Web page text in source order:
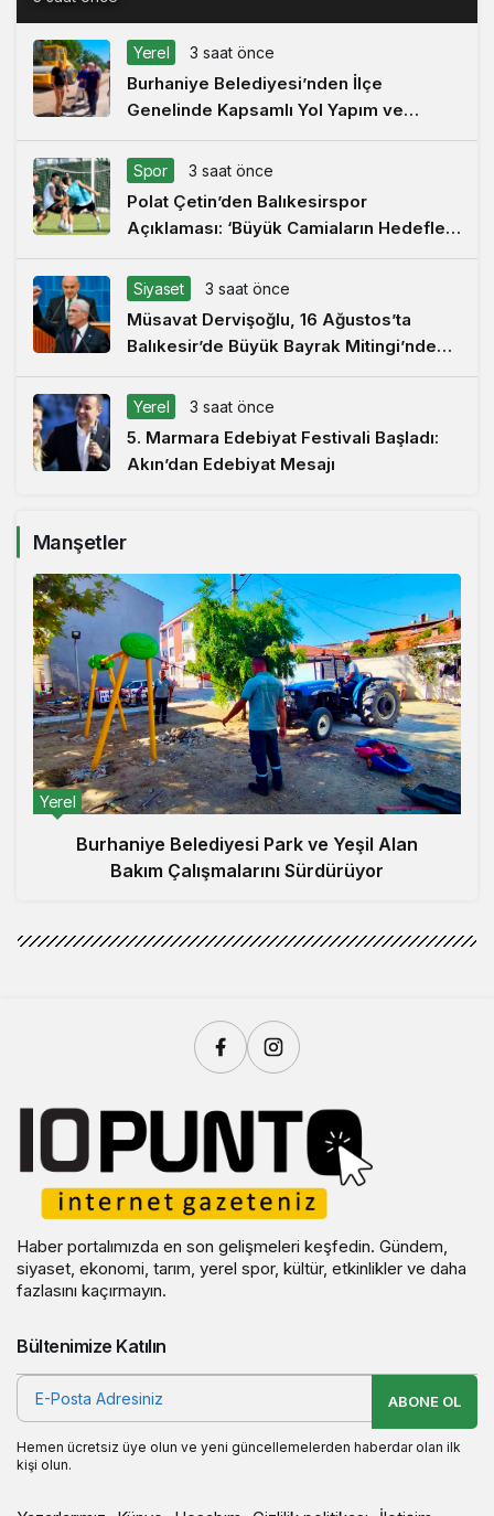
Yerel 3 saat önce
Burhaniye Belediyesi’nden İlçe
Genelinde Kapsamlı Yol Yapım ve
Onarım Çalışması
Spor 3 saat önce
Polat Çetin’den Balıkesirspor
Açıklaması: ‘Büyük Camiaların Hedefleri
Büyüktür’
Siyaset 3 saat önce
Müsavat Dervişoğlu, 16 Ağustos’ta
Balıkesir’de Büyük Bayrak Mitingi’nde
Konuşacak
Yerel 3 saat önce
5. Marmara Edebiyat Festivali Başladı:
Akın’dan Edebiyat Mesajı
Manşetler
Yerel
Burhaniye Belediyesi Park ve Yeşil Alan
Bakım Çalışmalarını Sürdürüyor
Haber portalımızda en son gelişmeleri keşfedin. Gündem,
siyaset, ekonomi, tarım, yerel spor, kültür, etkinlikler ve daha
fazlasını kaçırmayın.
Bültenimize Katılın
ABONE OL
Hemen ücretsiz üye olun ve yeni güncellemelerden haberdar olan ilk
kişi olun.